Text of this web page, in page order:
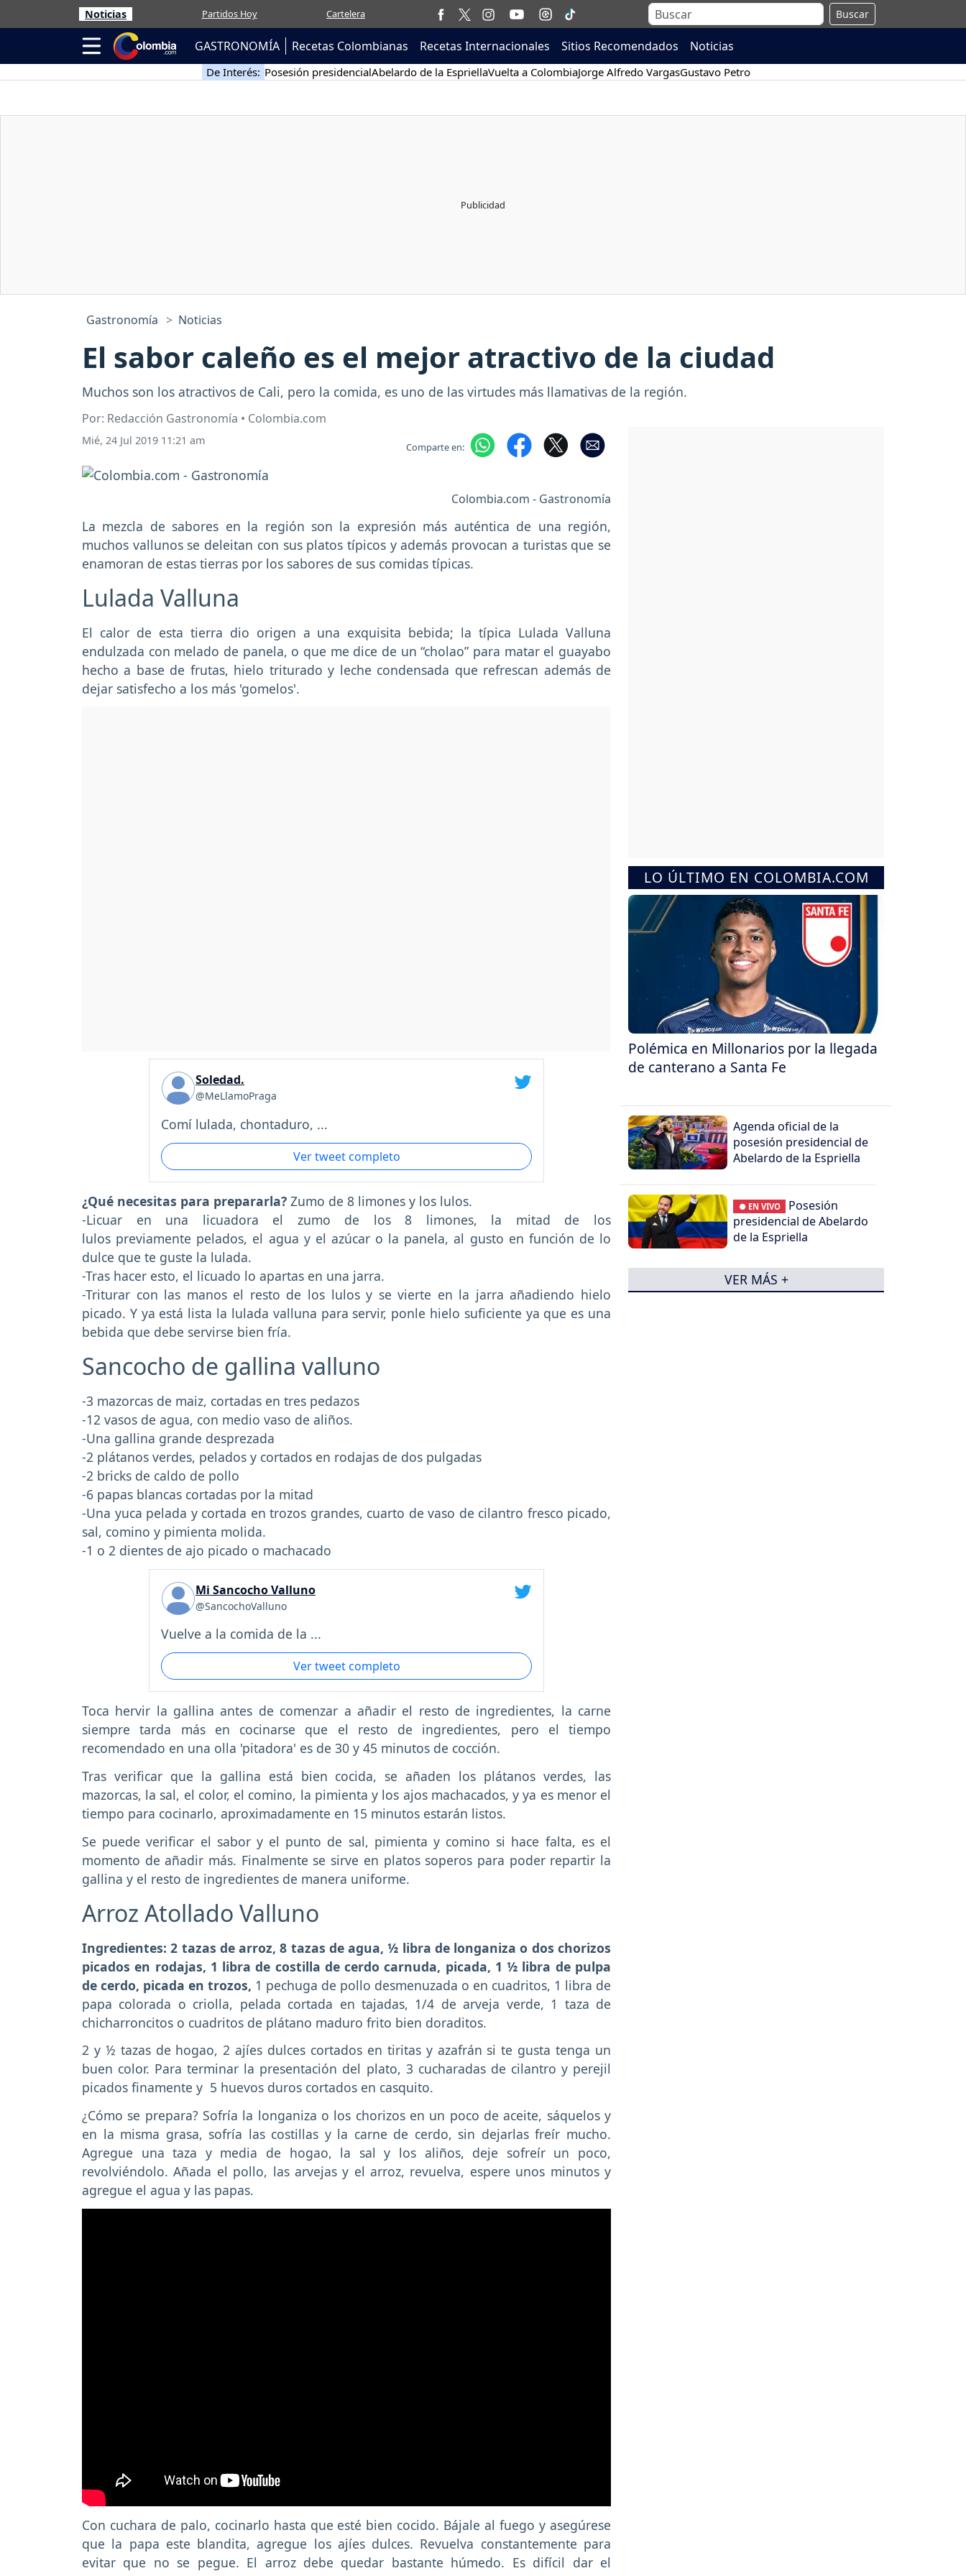
Noticias Partidos Hoy Cartelera Buscar
GASTRONOMÍA Recetas Colombianas Recetas Internacionales Sitios Recomendados Noticias
De Interés: Posesión presidencialAbelardo de la EspriellaVuelta a ColombiaJorge Alfredo VargasGustavo Petro
Gastronomía Noticias
El sabor caleño es el mejor atractivo de la ciudad
Muchos son los atractivos de Cali, pero la comida, es uno de las virtudes más llamativas de la región.
Por: Redacción Gastronomía • Colombia.com
Mié, 24 Jul 2019 11:21 am Comparte en:
Colombia.com - Gastronomía
La mezcla de sabores en la región son la expresión más auténtica de una región,
muchos vallunos se deleitan con sus platos típicos y además provocan a turistas que se
enamoran de estas tierras por los sabores de sus comidas típicas.
Lulada Valluna
El calor de esta tierra dio origen a una exquisita bebida; la típica Lulada Valluna
endulzada con melado de panela, o que me dice de un “cholao” para matar el guayabo
hecho a base de frutas, hielo triturado y leche condensada que refrescan además de
dejar satisfecho a los más 'gomelos'.
Soledad.
@MeLlamoPraga
Comí lulada, chontaduro, ...
Ver tweet completo
¿Qué necesitas para prepararla? Zumo de 8 limones y los lulos.
-Licuar en una licuadora el zumo de los 8 limones, la mitad de los
lulos previamente pelados, el agua y el azúcar o la panela, al gusto en función de lo
dulce que te guste la lulada.
-Tras hacer esto, el licuado lo apartas en una jarra.
-Triturar con las manos el resto de los lulos y se vierte en la jarra añadiendo hielo
picado. Y ya está lista la lulada valluna para servir, ponle hielo suficiente ya que es una
bebida que debe servirse bien fría.
Sancocho de gallina valluno
-3 mazorcas de maiz, cortadas en tres pedazos
-12 vasos de agua, con medio vaso de aliños.
-Una gallina grande desprezada
-2 plátanos verdes, pelados y cortados en rodajas de dos pulgadas
-2 bricks de caldo de pollo
-6 papas blancas cortadas por la mitad
-Una yuca pelada y cortada en trozos grandes, cuarto de vaso de cilantro fresco picado,
sal, comino y pimienta molida.
-1 o 2 dientes de ajo picado o machacado
Mi Sancocho Valluno
@SancochoValluno
Vuelve a la comida de la ...
Ver tweet completo
Toca hervir la gallina antes de comenzar a añadir el resto de ingredientes, la carne
siempre tarda más en cocinarse que el resto de ingredientes, pero el tiempo
recomendado en una olla 'pitadora' es de 30 y 45 minutos de cocción.
Tras verificar que la gallina está bien cocida, se añaden los plátanos verdes, las
mazorcas, la sal, el color, el comino, la pimienta y los ajos machacados, y ya es menor el
tiempo para cocinarlo, aproximadamente en 15 minutos estarán listos.
Se puede verificar el sabor y el punto de sal, pimienta y comino si hace falta, es el
momento de añadir más. Finalmente se sirve en platos soperos para poder repartir la
gallina y el resto de ingredientes de manera uniforme.
Arroz Atollado Valluno
Ingredientes: 2 tazas de arroz, 8 tazas de agua, ½ libra de longaniza o dos chorizos
picados en rodajas, 1 libra de costilla de cerdo carnuda, picada, 1 ½ libra de pulpa
de cerdo, picada en trozos, 1 pechuga de pollo desmenuzada o en cuadritos, 1 libra de
papa colorada o criolla, pelada cortada en tajadas, 1/4 de arveja verde, 1 taza de
chicharroncitos o cuadritos de plátano maduro frito bien doraditos.
2 y ½ tazas de hogao, 2 ajíes dulces cortados en tiritas y azafrán si te gusta tenga un
buen color. Para terminar la presentación del plato, 3 cucharadas de cilantro y perejil
picados finamente y 5 huevos duros cortados en casquito.
¿Cómo se prepara? Sofría la longaniza o los chorizos en un poco de aceite, sáquelos y
en la misma grasa, sofría las costillas y la carne de cerdo, sin dejarlas freír mucho.
Agregue una taza y media de hogao, la sal y los aliños, deje sofreír un poco,
revolviéndolo. Añada el pollo, las arvejas y el arroz, revuelva, espere unos minutos y
agregue el agua y las papas.
Con cuchara de palo, cocinarlo hasta que esté bien cocido. Bájale al fuego y asegúrese
que la papa este blandita, agregue los ajíes dulces. Revuelva constantemente para
evitar que no se pegue. El arroz debe quedar bastante húmedo. Es difícil dar el
LO ÚLTIMO EN COLOMBIA.COM
Polémica en Millonarios por la llegada
de canterano a Santa Fe
Agenda oficial de la
posesión presidencial de
Abelardo de la Espriella
● EN VIVO
Posesión
presidencial de Abelardo
de la Espriella
VER MÁS +